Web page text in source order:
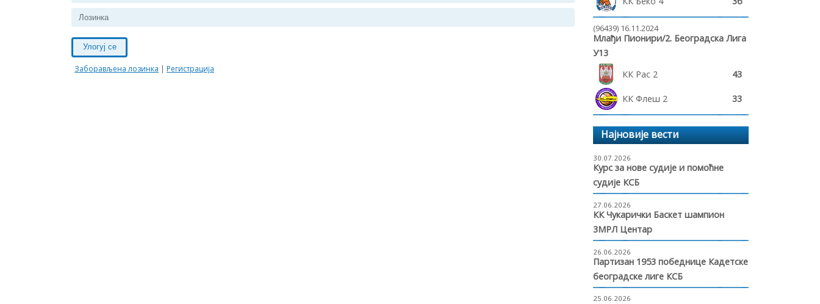
Улогуј се
Заборављена лозинка | Регистрација
(96439) 16.11.2024
Млађи Пионири/2. Београдска Лига
У13
КК Рас 2
43
КК Флеш 2 33
Најновије вести
30.07.2026
Курс за нове судије и помоћне
судије КСБ
27.06.2026
КК Чукарички Баскет шампион
3МРЛ Центар
26.06.2026
Партизан 1953 победнице Кадетске
београдске лиге КСБ
25.06.2026